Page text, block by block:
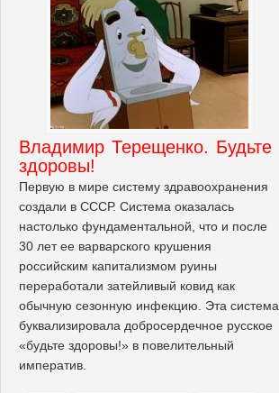
Владимир Терещенко. Будьте
здоровы!
Первую в мире систему здравоохранения
создали в СССР. Система оказалась
настолько фундаментальной, что и после
30 лет ее варварского крушения
российским капитализмом руины
переработали затейливый ковид как
обычную сезонную инфекцию. Эта система
буквализировала добросердечное русское
«будьте здоровы!» в повелительный
императив.